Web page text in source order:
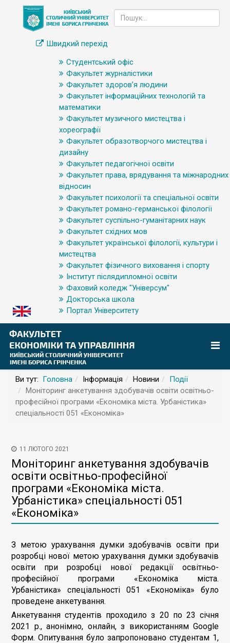
Швидкий перехід
Студентський офіс
Факультет журналістики
Факультет здоров’я людини
Факультет інформаційних технологій та
математики
Факультет музичного мистецтва і
хореографії
Факультет образотворчого мистецтва і
дизайну
Факультет педагогічної освіти
Факультет права, врядування та міжнародних
відносин
Факультет психології та спеціальної освіти
Факультет романо-германської філології
Факультет суспільно-гуманітарних наук
Факультет східних мов
Факультет української філології, культури і
мистецтва
Факультет фізичного виховання і спорту
Інститут післядипломної освіти
Фаховий коледж "Універсум"
Докторська школа
Портал Університету
Ви тут: Головна Інформація Новини
Події
Моніторинг анкетування здобувачів освіти освітньо-
професійної програми «Економіка міста. Урбаністика»
спеціальності 051 «Економіка»
11 ЛЮТОГО 2021
Моніторинг анкетування здобувачів
освіти освітньо-професійної
програми «Економіка міста.
Урбаністика» спеціальності 051
«Економіка»
З метою урахування думки здобувачів освіти при
розробці нової метою урахування думки здобувачів
освіти при розробці нової редакції освітньо-
професійної програми «Економіка міста.
Урбаністика» спеціальності 051 «Економіка» було
проведене анкетування.
Анкетування студентів проходило з 20 по 23 січня
2021 р., анонімно, онлайн, з використанням Google
Форм. Опитування було запропоновано студентам 1,